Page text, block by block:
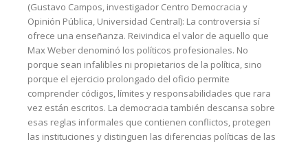
(Gustavo Campos, investigador Centro Democracia y
Opinión Pública, Universidad Central): La controversia sí
ofrece una enseñanza. Reivindica el valor de aquello que
Max Weber denominó los políticos profesionales. No
porque sean infalibles ni propietarios de la política, sino
porque el ejercicio prolongado del oficio permite
comprender códigos, límites y responsabilidades que rara
vez están escritos. La democracia también descansa sobre
esas reglas informales que contienen conflictos, protegen
las instituciones y distinguen las diferencias políticas de las